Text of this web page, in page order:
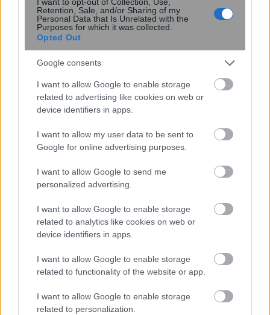
Retention, Sale, and/or Sharing of my
Personal Data that Is Unrelated with the
Purposes for which it was collected.
Opted Out
Google consents
I want to allow Google to enable storage
related to advertising like cookies on web or
device identifiers in apps.
I want to allow my user data to be sent to
Google for online advertising purposes.
I want to allow Google to send me
personalized advertising.
I want to allow Google to enable storage
related to analytics like cookies on web or
device identifiers in apps.
I want to allow Google to enable storage
related to functionality of the website or app.
I want to allow Google to enable storage
related to personalization.
μικροβιώματός τους
Μητρικός θηλασμός: Η πρώτη
επένδυση στην υγεία του παιδιού – Τα
οφέλη που διαρκούν μια ζωή